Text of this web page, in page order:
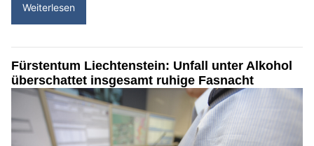
Weiterlesen
Fürstentum Liechtenstein: Unfall unter Alkohol
überschattet insgesamt ruhige Fasnacht